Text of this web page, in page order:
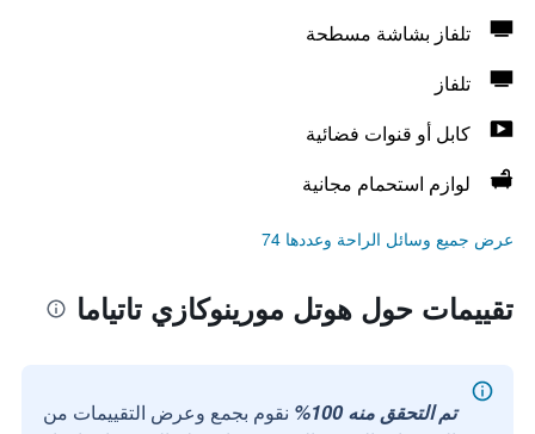
تلفاز بشاشة مسطحة
تلفاز
كابل أو قنوات فضائية
لوازم استحمام مجانية
عرض جميع وسائل الراحة وعددها 74
تقييمات حول هوتل مورينوكازي تاتياما
تم التحقق منه 100%
نقوم بجمع وعرض التقييمات من